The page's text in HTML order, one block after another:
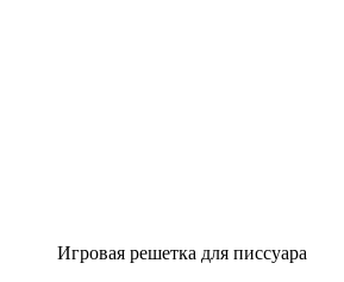
Игровая решетка для писсуара